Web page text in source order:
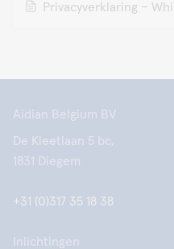
Privacyverklaring –
Aidian Belgium BV
De Kleetlaan 5 bc,
1831 Diegem
+31 (0)317 35 18 38
Inlichtingen